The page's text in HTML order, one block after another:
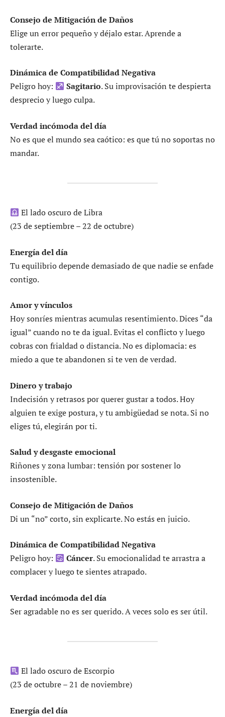
Consejo de Mitigación de Daños
Elige un error pequeño y déjalo estar. Aprende a
tolerarte.
Dinámica de Compatibilidad Negativa
Peligro hoy:
Sagitario. Su improvisación te despierta
desprecio y luego culpa.
Verdad incómoda del día
No es que el mundo sea caótico: es que tú no soportas no
mandar.
El lado oscuro de Libra
(23 de septiembre – 22 de octubre)
Energía del día
Tu equilibrio depende demasiado de que nadie se enfade
contigo.
Amor y vínculos
Hoy sonríes mientras acumulas resentimiento. Dices “da
igual” cuando no te da igual. Evitas el conflicto y luego
cobras con frialdad o distancia. No es diplomacia: es
miedo a que te abandonen si te ven de verdad.
Dinero y trabajo
Indecisión y retrasos por querer gustar a todos. Hoy
alguien te exige postura, y tu ambigüedad se nota. Si no
eliges tú, elegirán por ti.
Salud y desgaste emocional
Riñones y zona lumbar: tensión por sostener lo
insostenible.
Consejo de Mitigación de Daños
Di un “no” corto, sin explicarte. No estás en juicio.
Dinámica de Compatibilidad Negativa
Peligro hoy:
Cáncer. Su emocionalidad te arrastra a
complacer y luego te sientes atrapado.
Verdad incómoda del día
Ser agradable no es ser querido. A veces solo es ser útil.
El lado oscuro de Escorpio
(23 de octubre – 21 de noviembre)
Energía del día